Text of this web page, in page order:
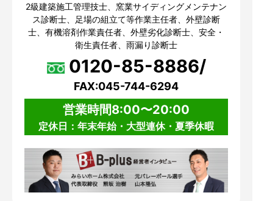
2級建築施工管理技士、窯業サイディングメンテナン
ス診断士、足場の組立て等作業主任者、外壁診断
士、有機溶剤作業責任者、外壁劣化診断士、安全・
衛生責任者、雨漏り診断士
0120-85-8886/
FAX:045-744-6294
営業時間8:00〜20:00
定休日：年末年始・大型連休・夏季休暇